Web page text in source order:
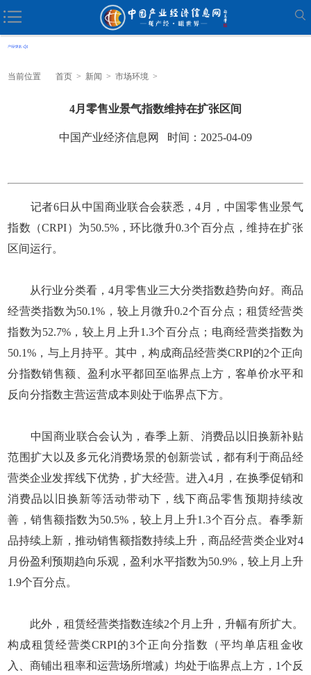
当前位置 首页 > 新闻 > 市场环境 >
4月零售业景气指数维持在扩张区间
中国产业经济信息网 时间：2025-04-09
记者6日从中国商业联合会获悉，4月，中国零售业景气
指数（CRPI）为50.5%，环比微升0.3个百分点，维持在扩张
区间运行。
从行业分类看，4月零售业三大分类指数趋势向好。商品
经营类指数为50.1%，较上月微升0.2个百分点；租赁经营类
指数为52.7%，较上月上升1.3个百分点；电商经营类指数为
50.1%，与上月持平。其中，构成商品经营类CRPI的2个正向
分指数销售额、盈利水平都回至临界点上方，客单价水平和
反向分指数主营运营成本则处于临界点下方。
中国商业联合会认为，春季上新、消费品以旧换新补贴
范围扩大以及多元化消费场景的创新尝试，都有利于商品经
营类企业发挥线下优势，扩大经营。进入4月，在换季促销和
消费品以旧换新等活动带动下，线下商品零售预期持续改
善，销售额指数为50.5%，较上月上升1.3个百分点。春季新
品持续上新，推动销售额指数持续上升，商品经营类企业对4
月份盈利预期趋向乐观，盈利水平指数为50.9%，较上月上升
1.9个百分点。
此外，租赁经营类指数连续2个月上升，升幅有所扩大。
构成租赁经营类CRPI的3个正向分指数（平均单店租金收
入、商铺出租率和运营场所增减）均处于临界点上方，1个反